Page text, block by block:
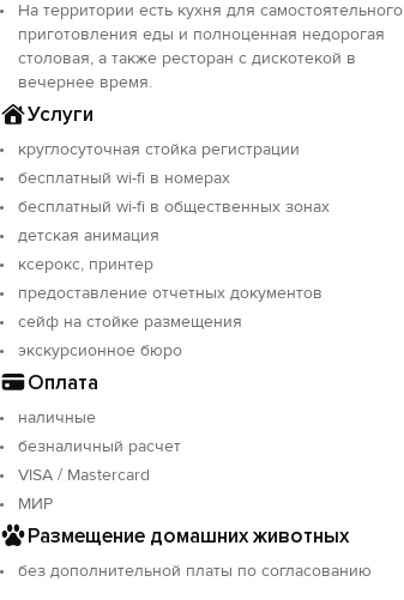
На территории есть кухня для самостоятельного
приготовления еды и полноценная недорогая
столовая, а также ресторан с дискотекой в
вечернее время.
Услуги
круглосуточная стойка регистрации
бесплатный wi-fi в номерах
бесплатный wi-fi в общественных зонах
детская анимация
ксерокс, принтер
предоставление отчетных документов
сейф на стойке размещения
экскурсионное бюро
Оплата
наличные
безналичный расчет
VISA / Mastercard
МИР
Размещение домашних животных
без дополнительной платы по согласованию